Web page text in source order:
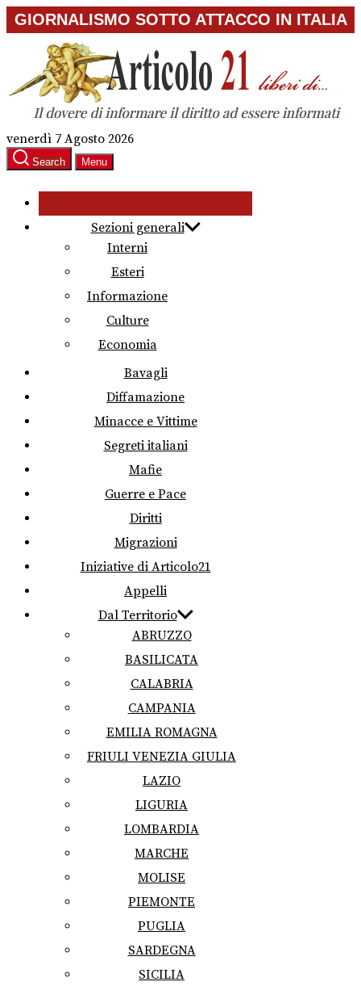
Skip
to
content
GIORNALISMO SOTTO ATTACCO IN ITALIA
venerdì 7 Agosto 2026
Search Menu
Sezioni generali
Interni
Esteri
Informazione
Culture
Economia
Bavagli
Diffamazione
Minacce e Vittime
Segreti italiani
Mafie
Guerre e Pace
Diritti
Migrazioni
Iniziative di Articolo21
Appelli
Dal Territorio
ABRUZZO
BASILICATA
CALABRIA
CAMPANIA
EMILIA ROMAGNA
FRIULI VENEZIA GIULIA
LAZIO
LIGURIA
LOMBARDIA
MARCHE
MOLISE
PIEMONTE
PUGLIA
SARDEGNA
SICILIA